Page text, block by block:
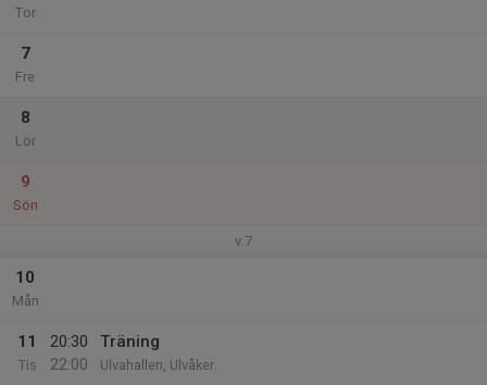
Tor
7
Fre
8
Lör
9
Sön
v.7
10
Mån
11
Tis
20:30
22:00
Träning
Ulvahallen, Ulvåker.